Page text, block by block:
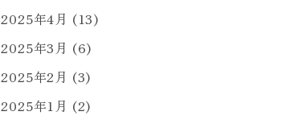
2025年4月 (13)
2025年3月 (6)
2025年2月 (3)
2025年1月 (2)